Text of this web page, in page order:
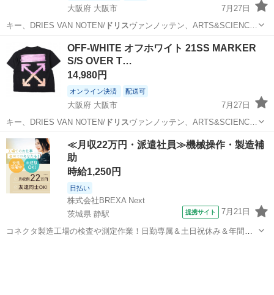
大阪府 大阪市
7月27日
キー、DRIES VAN NOTEN/ドリスヴァンノッテン、ARTS&SCIENC…
OFF-WHITE オフホワイト 21SS MARKER
S/S OVER T…
14,980円
オンライン決済 配送可
大阪府 大阪市
7月27日
キー、DRIES VAN NOTEN/ドリスヴァンノッテン、ARTS&SCIENC…
大阪 大阪市 Tシャツ
≪月収22万円・派遣社員≫機械操作・製造補
助
時給1,250円
日払い
株式会社BREXA Next
茨城県 静駅
提携サイト 7月21日
コネクタ製造工場の検査や測定作業！日勤専属＆土日祝休み＆年間休